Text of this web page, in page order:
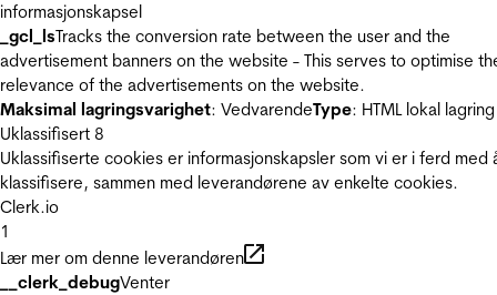
informasjonskapsel
_gcl_lsTracks the conversion rate between the user and the
advertisement banners on the website - This serves to optimise
relevance of the advertisements on the website.
Maksimal lagringsvarighet: VedvarendeType: HTML lokal lagring
Uklassifisert 8
Uklassifiserte cookies er informasjonskapsler som vi er i ferd med
klassifisere, sammen med leverandørene av enkelte cookies.
Clerk.io
1
Lær mer om denne leverandøren
__clerk_debugVenter